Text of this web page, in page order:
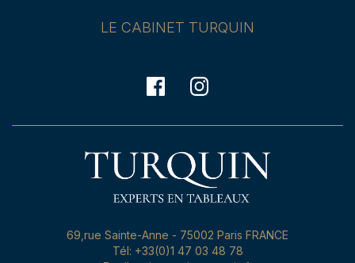
LE CABINET TURQUIN
69,rue Sainte-Anne - 75002 Paris FRANCE
Tél: +33(0)1 47 03 48 78